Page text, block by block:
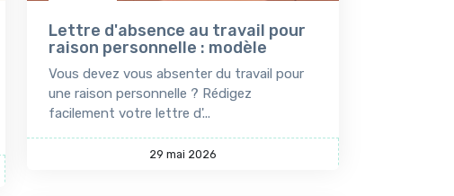
Lettre d'absence au travail pour
raison personnelle : modèle
Vous devez vous absenter du travail pour
une raison personnelle ? Rédigez
facilement votre lettre d'...
29 mai 2026